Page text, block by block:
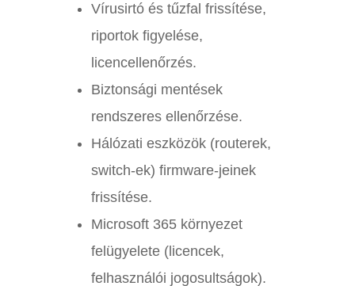
Vírusirtó és tűzfal frissítése,
riportok figyelése,
licencellenőrzés.
Biztonsági mentések
rendszeres ellenőrzése.
Hálózati eszközök (routerek,
switch-ek) firmware-jeinek
frissítése.
Microsoft 365 környezet
felügyelete (licencek,
felhasználói jogosultságok).